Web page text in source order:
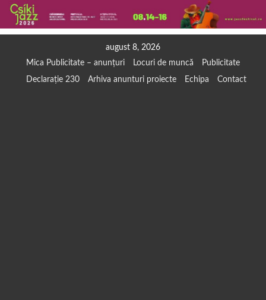
august 8, 2026
Mica Publicitate – anunțuri
Locuri de muncă
Publicitate
Declarație 230
Arhiva anunturi proiecte Echipa Contact